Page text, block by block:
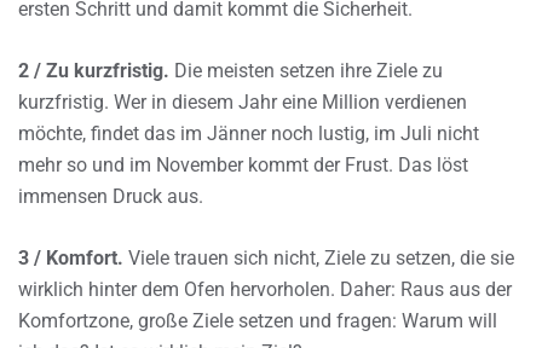
ersten Schritt und damit kommt die Sicherheit.
2 / Zu kurzfristig. Die meisten setzen ihre Ziele zu
kurzfristig. Wer in diesem Jahr eine Million verdienen
möchte, findet das im Jänner noch lustig, im Juli nicht
mehr so und im November kommt der Frust. Das löst
immensen Druck aus.
3 / Komfort. Viele trauen sich nicht, Ziele zu setzen, die sie
wirklich hinter dem Ofen hervorholen. Daher: Raus aus der
Komfortzone, große Ziele setzen und fragen: Warum will